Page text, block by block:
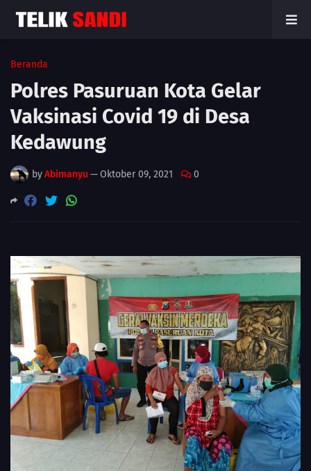
Beranda
Polres Pasuruan Kota Gelar
Vaksinasi Covid 19 di Desa
Kedawung
byAbimanyu —Oktober 09, 2021 0